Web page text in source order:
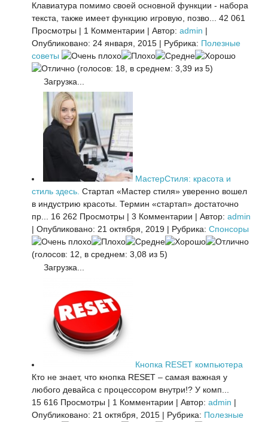
Клавиатура помимо своей основной функции - набора
текста, также имеет функцию игровую, позво...
42 061
Просмотры | 1 Комментарии | Автор: admin |
Опубликовано: 24 января, 2015 | Рубрика: Полезные
советы
(голосов: 18, в среднем: 3,39 из 5)
Загрузка...
МастерСтиля: красота и
стиль здесь. Стартап «Мастер стиля» уверенно вошел
в индустрию красоты. Термин «стартап» достаточно
пр...
16 262 Просмотры | 3 Комментарии | Автор: admin
| Опубликовано: 21 октября, 2019 | Рубрика: Спонсоры
(голосов: 12, в среднем: 3,08 из 5)
Загрузка...
Кнопка RESET компьютера
Кто не знает, что кнопка RESET – самая важная у
любого девайса с процессором внутри!? У комп...
15 616 Просмотры | 1 Комментарии | Автор: admin |
Опубликовано: 21 октября, 2015 | Рубрика: Полезные